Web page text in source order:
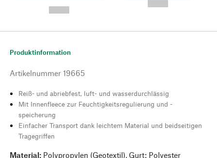
Produktinformation
Artikelnummer 19665
Reiß- und abriebfest, luft- und wasserdurchlässig
Mit Innenfleece zur Feuchtigkeitsregulierung und -
speicherung
Einfacher Transport dank leichtem Material und beidseitigen
Tragegriffen
Material: Polypropylen (Geotextil), Gurt: Polyester